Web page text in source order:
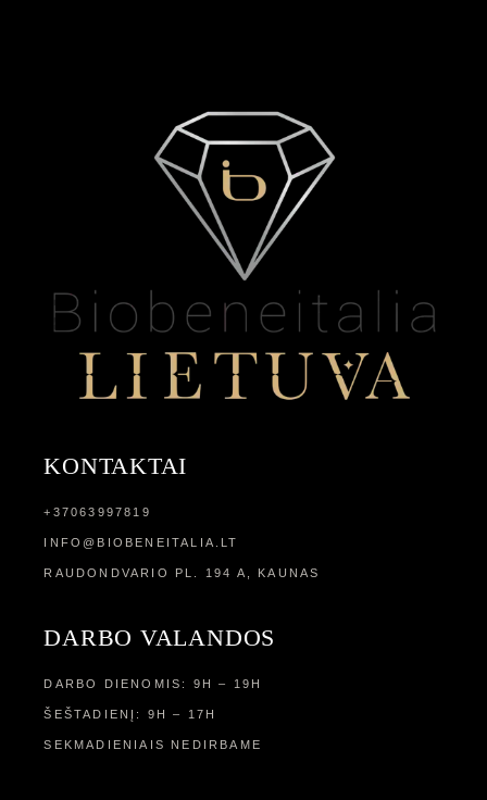
KONTAKTAI
+37063997819
INFO@BIOBENEITALIA.LT
RAUDONDVARIO PL. 194 A, KAUNAS
DARBO VALANDOS
DARBO DIENOMIS: 9H – 19H
ŠEŠTADIENĮ: 9H – 17H
SEKMADIENIAIS NEDIRBAME